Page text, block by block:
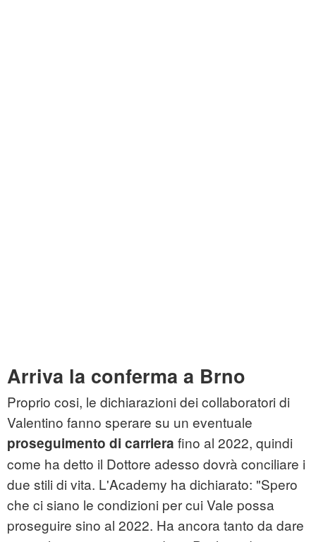
Arriva la conferma a Brno
Proprio cosi, le dichiarazioni dei collaboratori di
Valentino fanno sperare su un eventuale
proseguimento di carriera fino al 2022, quindi
come ha detto il Dottore adesso dovrà conciliare i
due stili di vita. L'Academy ha dichiarato: "Spero
che ci siano le condizioni per cui Vale possa
proseguire sino al 2022. Ha ancora tanto da dare